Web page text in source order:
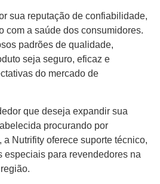
sua reputação de confiabilidade,
com a saúde dos consumidores.
padrões de qualidade,
seja seguro, eficaz e
do mercado de
que deseja expandir sua
procurando por
Nutrifity oferece suporte técnico,
especiais para revendedores na